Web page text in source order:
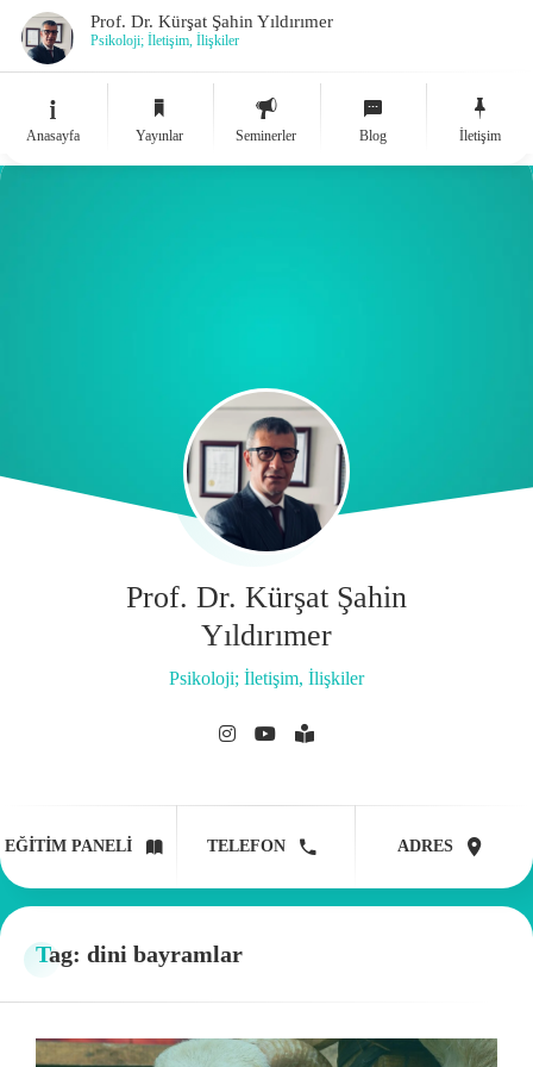
Prof. Dr. Kürşat Şahin Yıldırımer
Psikoloji; İletişim, İlişkiler
Anasayfa Yayınlar Seminerler Blog İletişim
Prof. Dr. Kürşat Şahin
Yıldırımer
Psikoloji; İletişim, İlişkiler
EĞITIM PANELI TELEFON ADRES
Tag: dini bayramlar